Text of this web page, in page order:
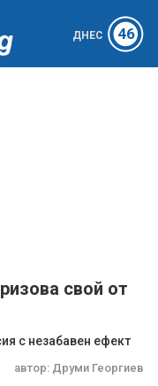
ДНЕС 46
свой от
с незабавен ефект
автор: Друми Георгиев